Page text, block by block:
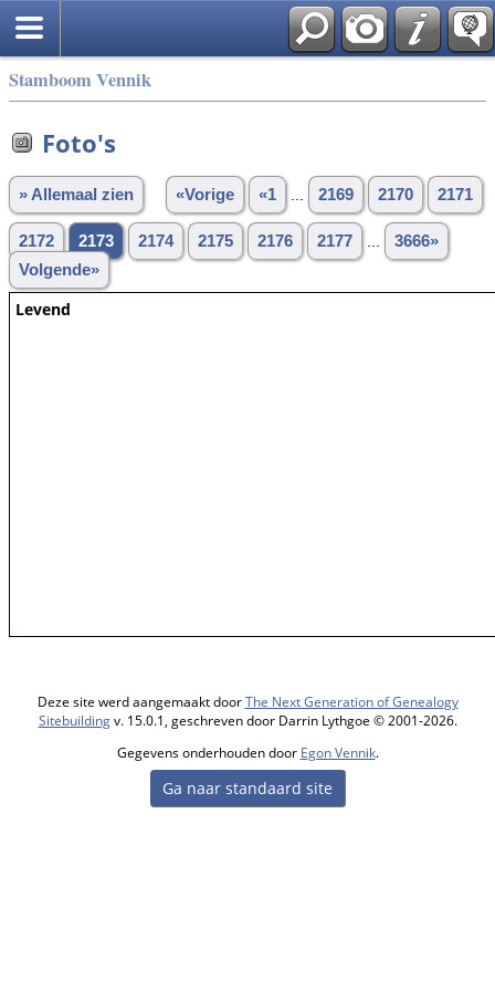
Stamboom Vennik
Foto's
» Allemaal zien «Vorige «1 2169 2170 2171
2172 2173 2174 2175 2176 2177
3666»
Volgende»
Levend
Deze site werd aangemaakt doorThe Next Generation of Genealogy
Sitebuildingv. 15.0.1, geschreven door Darrin Lythgoe © 2001-2026.
Gegevens onderhouden door Egon Vennik.
Ga naar standaard site